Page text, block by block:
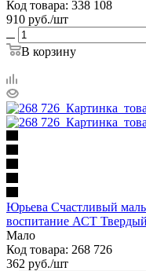
Код товара: 338 108
910 руб./шт
В корзину
Юрьева Счастливый
воспитание АСТ Твердый
Мало
Код товара: 268 726
362 руб./шт